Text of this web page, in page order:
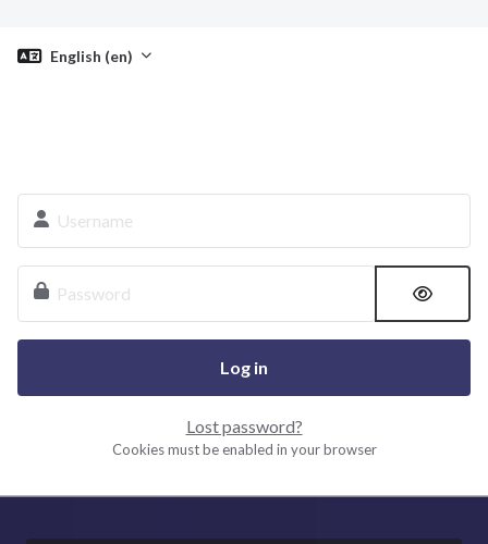
English ‎(en)‎
Log in
Lost password?
Cookies must be enabled in your browser